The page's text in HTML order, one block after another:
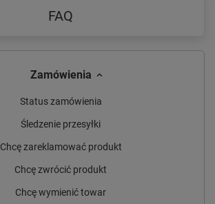
FAQ
Zamówienia
Status zamówienia
Śledzenie przesyłki
Chcę zareklamować produkt
Chcę zwrócić produkt
Chcę wymienić towar